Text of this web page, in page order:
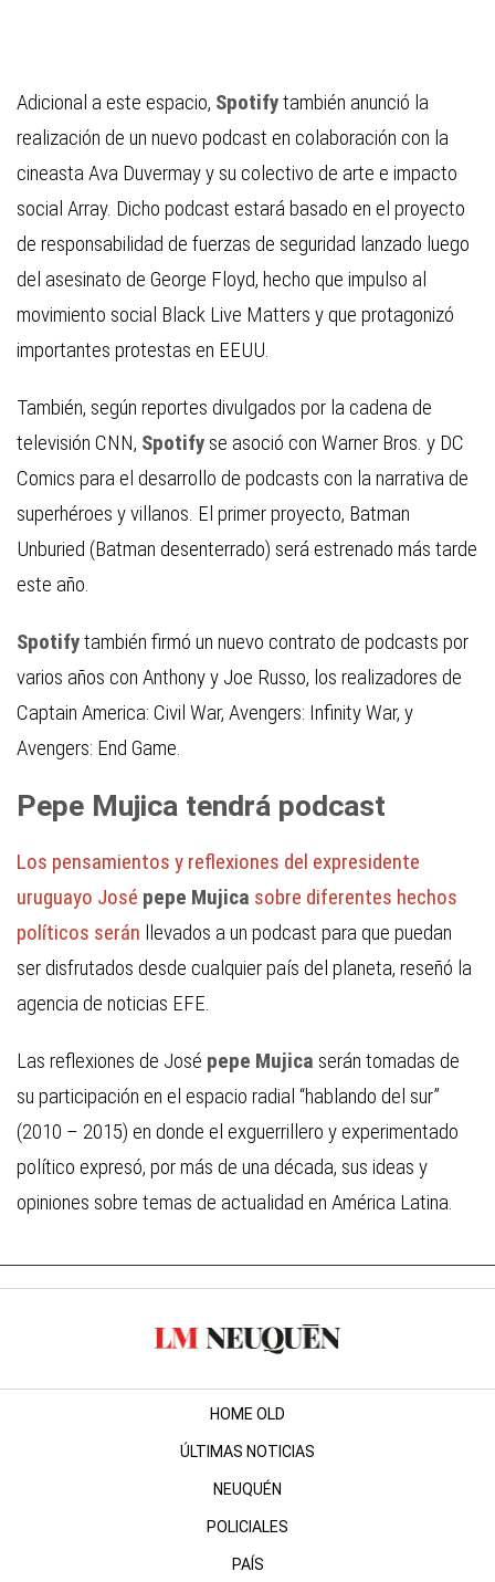
Adicional a este espacio, Spotifytambién anunció la
realización de un nuevo podcast en colaboración con la
cineasta Ava Duvermay y su colectivo de arte e impacto
social Array. Dicho podcast estará basado en el proyecto
de responsabilidad de fuerzas de seguridad lanzado luego
del asesinato de George Floyd, hecho que impulso al
movimiento social Black Live Matters y que protagonizó
importantes protestas en EEUU.
También, según reportes divulgados por la cadena de
televisión CNN, Spotify se asoció con Warner Bros. y DC
Comics para el desarrollo de podcasts con la narrativa de
superhéroes y villanos. El primer proyecto, Batman
Unburied (Batman desenterrado) será estrenado más tarde
este año.
Spotifytambién firmó un nuevo contrato de podcasts por
varios años con Anthony y Joe Russo, los realizadores de
Captain America: Civil War, Avengers: Infinity War, y
Avengers: End Game.
Pepe Mujica tendrá podcast
Los pensamientos y reflexiones del expresidente
uruguayo José pepe Mujica sobre diferentes hechos
políticos serán llevados a un podcast para que puedan
ser disfrutados desde cualquier país del planeta, reseñó la
agencia de noticias EFE.
Las reflexiones de José pepe Mujica serán tomadas de
su participación en el espacio radial “hablando del sur”
(2010 – 2015) en donde el exguerrillero y experimentado
político expresó, por más de una década, sus ideas y
opiniones sobre temas de actualidad en América Latina.
HOME OLD
ÚLTIMAS NOTICIAS
NEUQUÉN
POLICIALES
PAÍS